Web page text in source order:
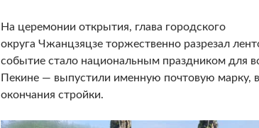
На церемонии открытия, глава городского
округа Чжанцзяцзе торжественно разрезал
событие стало национальным праздником для
Пекине — выпустили именную почтовую марку, в
окончания стройки.